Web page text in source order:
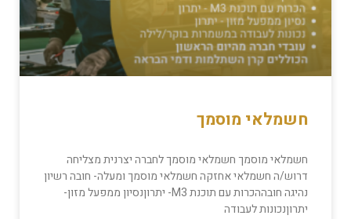
חשמלאי מוסמך
חשמלאי מוסמך חשמלאי מוסמך לחברה יצרנית מצליחה
דרוש/ה חשמלאי אחזקה חשמלאי מוסמך ומעלה- חובה רשיון
נהיגה חובההכרות עם תוכנת M3- יתרוןנסיון ממפעל מזון-
יתרוןנכונות לעבודה